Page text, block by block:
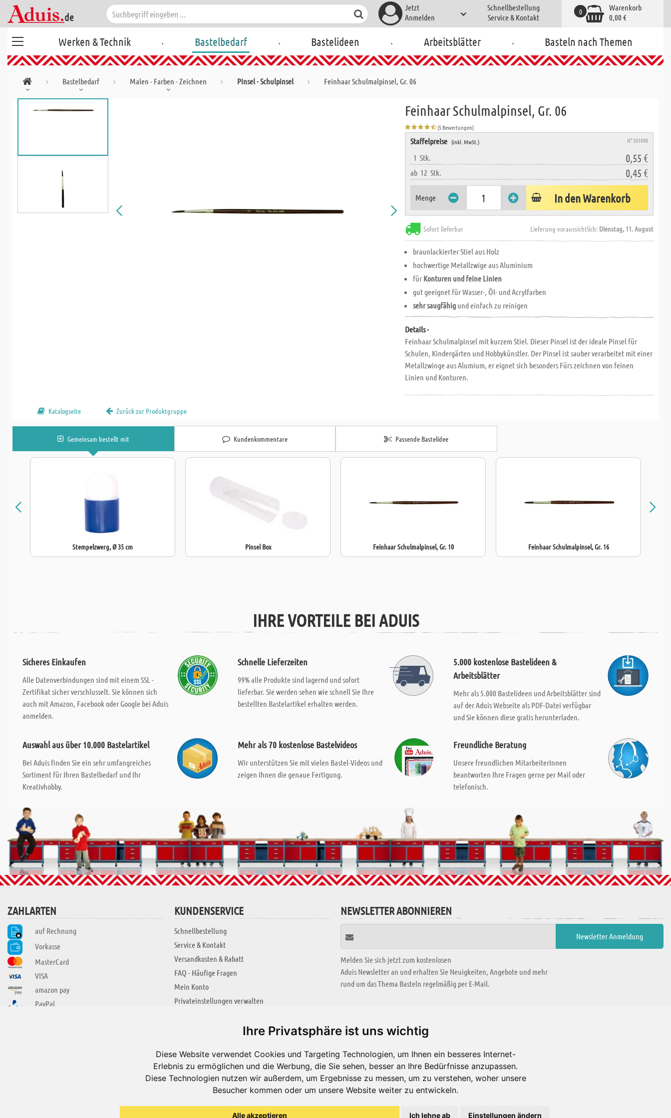
Ihre Privatsphäre ist uns wichtig
Diese Website verwendet Cookies und Targeting Technologien, um Ihnen ein besseres Internet-
Erlebnis zu ermöglichen und die Werbung, die Sie sehen, besser an Ihre Bedürfnisse anzupassen.
Diese Technologien nutzen wir außerdem, um Ergebnisse zu messen, um zu verstehen, woher unsere
Besucher kommen oder um unsere Website weiter zu entwickeln.
Alle akzeptieren Ich lehne ab Einstellungen ändern
Jetzt
Anmelden
Schnellbestellung
Service & Kontakt
Warenkorb
0,00 €
0
Werken & Technik . Bastelbedarf . Bastelideen . Arbeitsblätter . Basteln nach Themen
Bastelbedarf Malen - Farben - Zeichnen Pinsel - Schulpinsel Feinhaar Schulmalpinsel, Gr. 06
Feinhaar Schulmalpinsel, Gr. 06
(5 Bewertungen)
Staffelpreise (inkl. MwSt.) N° 501098
1Stk. 0,55 €
ab 12Stk. 0,45 €
Menge In den Warenkorb
Sofort lieferbar Lieferung voraussichtlich: Dienstag, 11. August
braunlackierter Stiel aus Holz
hochwertige Metallzwige aus Aluminium
für Konturen und feine Linien
gut geeignet für Wasser-, Öl- und Acrylfarben
sehr saugfähig und einfach zu reinigen
Details -
Feinhaar Schulmalpinsel mit kurzem Stiel. Dieser Pinsel ist der ideale Pinsel für
Schulen, Kindergärten und Hobbykünstler. Der Pinsel ist sauber verarbeitet mit einer
Metallzwinge aus Alumium, er eignet sich besonders Fürs zeichnen von feinen
Linien und Konturen.
Katalogseite Zurück zur Produktgruppe
Gemeinsam bestellt mit Kundenkommentare Passende Bastelidee
Stempelzwerg, Ø 35 cm Pinsel Box Feinhaar Schulmalpinsel, Gr. 10 Feinhaar Schulmalpinsel, Gr. 16
IHRE VORTEILE BEI ADUIS
Sicheres Einkaufen
Alle Datenverbindungen sind mit einem SSL -
Zertifikat sicher verschlusselt. Sie können sich
auch mit Amazon, Facebook oder Google bei Aduis
anmelden.
Schnelle Lieferzeiten
99% alle Produkte sind lagernd und sofort
lieferbar. Sie werden sehen wie schnell Sie Ihre
bestellten Bastelartikel erhalten werden.
5.000 kostenlose Bastelideen &
Arbeitsblätter
Mehr als 5.000 Bastelideen und Arbeitsblätter sind
auf der Aduis Webseite als PDF-Datei verfügbar
und Sie können diese gratis herunterladen.
Auswahl aus über 10.000 Bastelartikel
Bei Aduis finden Sie ein sehr umfangreiches
Sortiment für Ihren Bastelbedarf und Ihr
Kreativhobby.
Mehr als 70 kostenlose Bastelvideos
Wir unterstützen Sie mit vielen Bastel-Videos und
zeigen Ihnen die genaue Fertigung.
Freundliche Beratung
Unsere freundlichen MitarbeiterInnen
beantworten Ihre Fragen gerne per Mail oder
telefonisch.
ZAHLARTEN
auf Rechnung
Vorkasse
MasterCard
VISA
amazon pay
PayPal
KUNDENSERVICE
Schnellbestellung
Service & Kontakt
Versandkosten & Rabatt
FAQ - Häufige Fragen
Mein Konto
Privateinstellungen verwalten
NEWSLETTER ABONNIEREN
Melden Sie sich jetzt zum kostenlosen
Aduis Newsletter an und erhalten Sie Neuigkeiten, Angebote und mehr
rund um das Thema Basteln regelmäßig per E-Mail.
Jobs
Impressum
Datenschutzerklärung
KREATIV ZONE
Alle Videos
Bastelideen
Arbeitsblätter
Es gibt uns auch in